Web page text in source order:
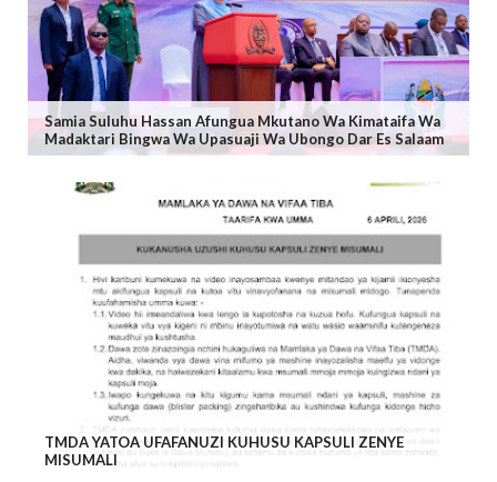
Samia Suluhu Hassan Afungua Mkutano Wa Kimataifa Wa
Madaktari Bingwa Wa Upasuaji Wa Ubongo Dar Es Salaam
TMDA YATOA UFAFANUZI KUHUSU KAPSULI ZENYE
MISUMALI